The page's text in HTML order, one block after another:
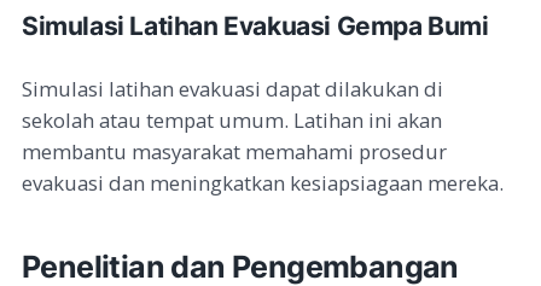
Simulasi Latihan Evakuasi Gempa Bumi
Simulasi latihan evakuasi dapat dilakukan di
sekolah atau tempat umum. Latihan ini akan
membantu masyarakat memahami prosedur
evakuasi dan meningkatkan kesiapsiagaan mereka.
Penelitian dan Pengembangan